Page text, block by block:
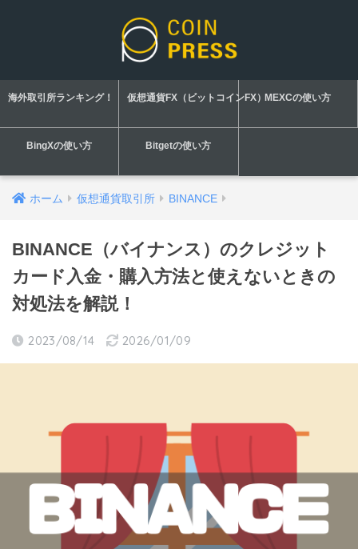
海外取引所ランキング！ 仮想通貨FX（ビットコインFX）MEXCの使い方
BingXの使い方 Bitgetの使い方
ホーム 仮想通貨取引所 BINANCE
BINANCE（バイナンス）のクレジット
カード入金・購入方法と使えないときの
対処法を解説！
2023/08/14 2026/01/09